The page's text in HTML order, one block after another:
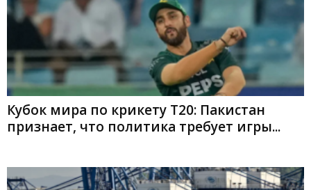
Кубок мира по крикету T20: Пакистан
признает, что политика требует игры...